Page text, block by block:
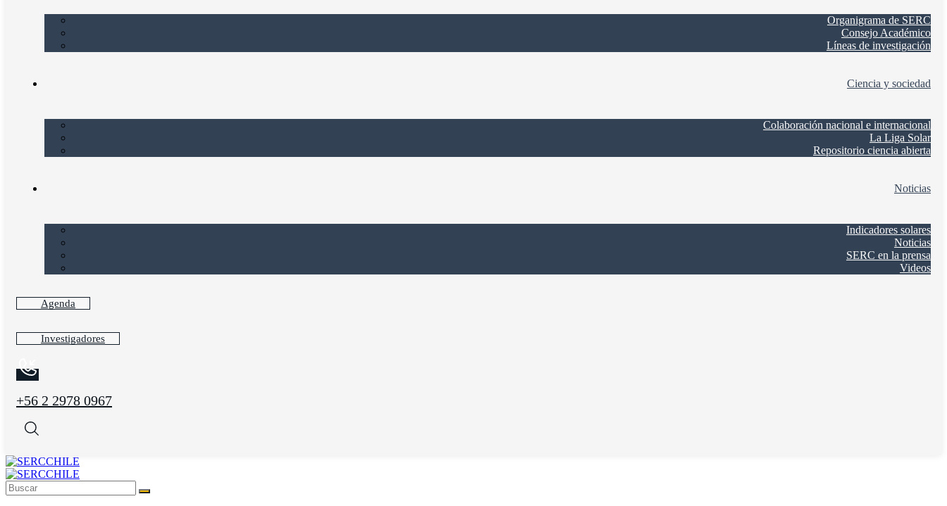
Organigrama de SERC
Consejo Académico
Líneas de investigación
Ciencia y sociedad
Colaboración nacional e internacional
La Liga Solar
Repositorio ciencia abierta
Noticias
Indicadores solares
Noticias
SERC en la prensa
Videos
Agenda
Investigadores
+56 2 2978 0967